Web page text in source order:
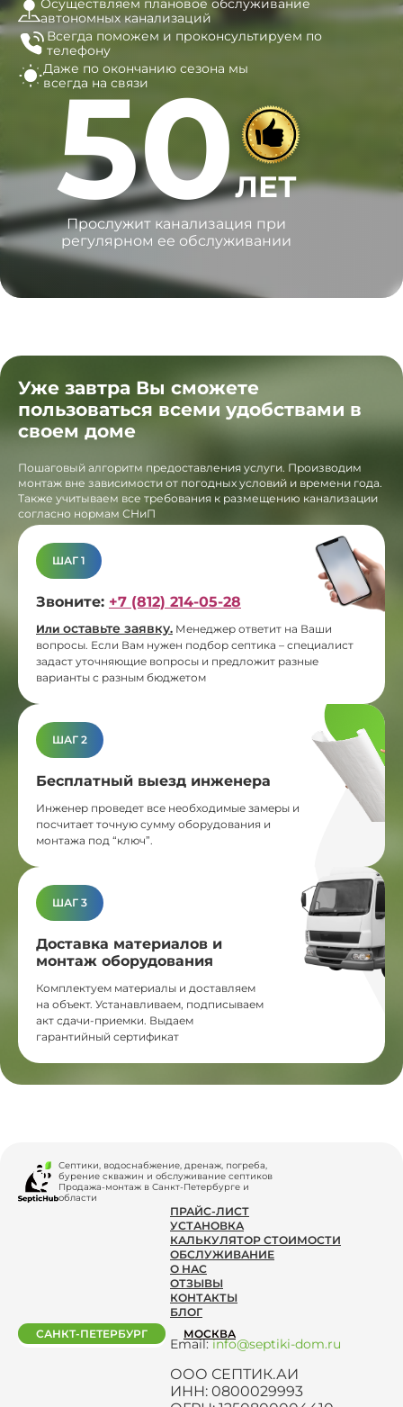
Осуществляем плановое обслуживание
автономных канализаций
Всегда поможем и проконсультируем по
телефону
Даже по окончанию сезона мы
всегда на связи
50ЛЕТ
Прослужит канализация при
регулярном ее обслуживании
Уже завтра Вы сможете
пользоваться всеми удобствами в
своем доме
Пошаговый алгоритм предоставления услуги. Производим
монтаж вне зависимости от погодных условий и времени года.
Также учитываем все требования к размещению канализации
согласно нормам СНиП
ШАГ 1
Звоните: +7 (812) 214-05-28
Или оставьте заявку. Менеджер ответит на Ваши
вопросы. Если Вам нужен подбор септика – специалист
задаст уточняющие вопросы и предложит разные
варианты с разным бюджетом
ШАГ 2
Бесплатный выезд инженера
Инженер проведет все необходимые замеры и
посчитает точную сумму оборудования и
монтажа под “ключ”.
ШАГ 3
Доставка материалов и
монтаж оборудования
Комплектуем материалы и доставляем
на объект. Устанавливаем, подписываем
акт сдачи-приемки. Выдаем
гарантийный сертификат
Септики, водоснабжение, дренаж, погреба,
бурение скважин и обслуживание септиков
Продажа-монтаж в Санкт-Петербурге и
области
ПРАЙС-ЛИСТ
УСТАНОВКА
КАЛЬКУЛЯТОР СТОИМОСТИ
ОБСЛУЖИВАНИЕ
О НАС
ОТЗЫВЫ
КОНТАКТЫ
БЛОГ
Email:info@septiki-dom.ru
ООО СЕПТИК.АИ
ИНН: 0800029993
САНКТ-ПЕТЕРБУРГ МОСКВА